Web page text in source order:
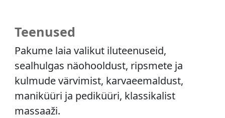
Teenused
Pakume laia valikut iluteenuseid,
sealhulgas näohooldust, ripsmete ja
kulmude värvimist, karvaeemaldust,
maniküüri ja pediküüri, klassikalist
massaaži.